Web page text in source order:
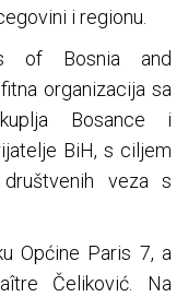
i regionu.
of Bosnia and
organizacija sa
Bosance i
BiH, s ciljem
veza s
Općine Paris 7, a
Čeliković. Na